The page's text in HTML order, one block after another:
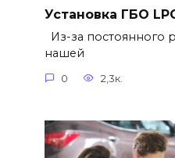
Установка ГБО
Из-за постоянного
нашей
0 2,3к.